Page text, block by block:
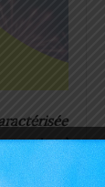
propice à